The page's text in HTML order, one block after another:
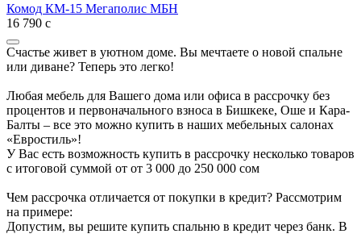
Комод КМ-15 Мегаполис МБН
16 790 с
Счастье живет в уютном доме. Вы мечтаете о новой спальне
или диване? Теперь это легко!
Любая мебель для Вашего дома или офиса в рассрочку без
процентов и первоначального взноса в Бишкеке, Оше и Кара-
Балты – все это можно купить в наших мебельных салонах
«Евростиль»!
У Вас есть возможность купить в рассрочку несколько товаров
с итоговой суммой от от 3 000 до 250 000 сом
Чем рассрочка отличается от покупки в кредит? Рассмотрим
на примере:
Допустим, вы решите купить спальню в кредит через банк. В